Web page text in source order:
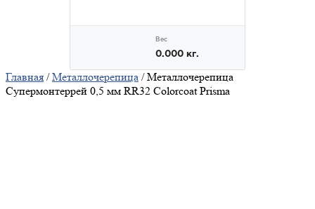
Главная /Металлочерепица / Металлочерепица
Супермонтеррей 0,5 мм RR32 Colorcoat Prisma